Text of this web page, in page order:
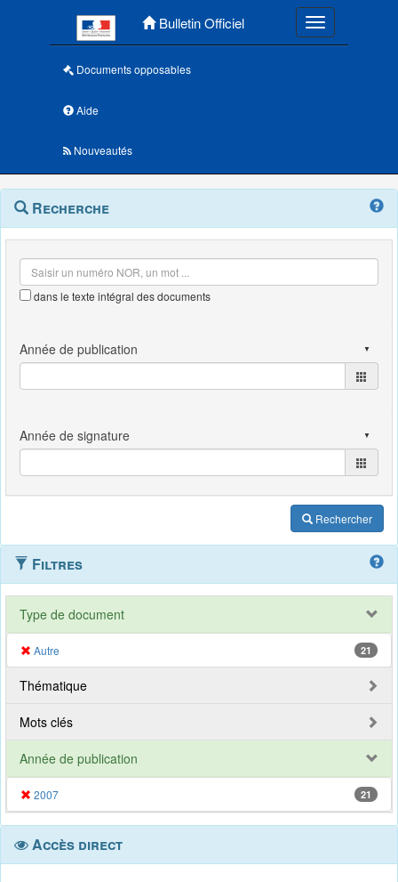
Bulletin Officiel Toggle
Documents opposables
Aide
Nouveautés
Navigation
outils
Menu
contextuel
Recherche
dans le texte intégral des documents
Rechercher
Filtres
Type de document
Autre 21
Thématique
Mots clés
Année de publication
2007 21
Accès direct